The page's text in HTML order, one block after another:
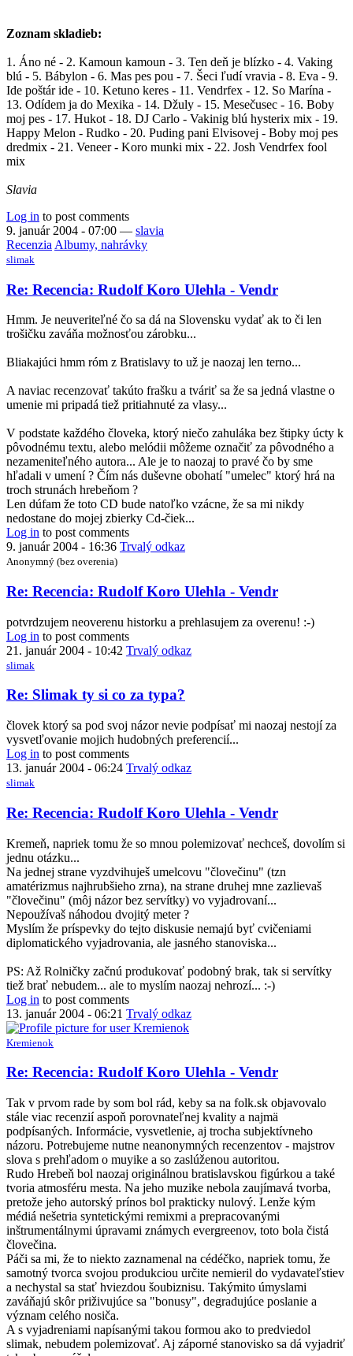
Zoznam skladieb:
1. Áno né - 2. Kamoun kamoun - 3. Ten deň je blízko - 4. Vaking
blú - 5. Bábylon - 6. Mas pes pou - 7. Šeci ľudí vravia - 8. Eva - 9.
Ide poštár ide - 10. Ketuno keres - 11. Vendrfex - 12. So Marína -
13. Odídem ja do Mexika - 14. Džuly - 15. Mesečusec - 16. Boby
moj pes - 17. Hukot - 18. DJ Carlo - Vakinig blú hysterix mix - 19.
Happy Melon - Rudko - 20. Puding pani Elvisovej - Boby moj pes
dredmix - 21. Veneer - Koro munki mix - 22. Josh Vendrfex fool
mix
Slavia
Log in to post comments
9. január 2004 - 07:00 — slavia
Recenzia Albumy, nahrávky
slimak
Re: Recencia: Rudolf Koro Ulehla - Vendr
Hmm. Je neuveriteľné čo sa dá na Slovensku vydať ak to či len
trošičku zaváňa možnosťou zárobku...
Bliakajúci hmm róm z Bratislavy to už je naozaj len terno...
A naviac recenzovať takúto frašku a tváriť sa že sa jedná vlastne o
umenie mi pripadá tiež pritiahnuté za vlasy...
V podstate každého človeka, ktorý niečo zahuláka bez štipky úcty k
pôvodnému textu, alebo melódii môžeme označiť za pôvodného a
nezameniteľného autora... Ale je to naozaj to pravé čo by sme
hľadali v umení ? Čím nás duševne obohatí "umelec" ktorý hrá na
troch strunách hrebeňom ?
Len dúfam že toto CD bude natoľko vzácne, že sa mi nikdy
nedostane do mojej zbierky Cd-čiek...
Log in to post comments
9. január 2004 - 16:36 Trvalý odkaz
Anonymný (bez overenia)
In
reply
Re:
Recencia:
Rudolf
Koro
Ulehla
-
by
7110156064
Re: Recencia: Rudolf Koro Ulehla - Vendr
potvrdzujem neoverenu historku a prehlasujem za overenu! :-)
Log in to post comments
21. január 2004 - 10:42 Trvalý odkaz
slimak
In
reply
to
Slimak
ty
si
co
za
typa?
by
(bez
overenia)
Re: Slimak ty si co za typa?
človek ktorý sa pod svoj názor nevie podpísať mi naozaj nestojí za
vysvetľovanie mojich hudobných preferencií...
Log in to post comments
13. január 2004 - 06:24 Trvalý odkaz
slimak
In
reply
to
Re:
Recencia:
Rudolf
Koro
Ulehla
-
Vendr
by
Kremienok
Re: Recencia: Rudolf Koro Ulehla - Vendr
Kremeň, napriek tomu že so mnou polemizovať nechceš, dovolím si
jednu otázku...
Na jednej strane vyzdvihuješ umelcovu "človečinu" (tzn
amatérizmus najhrubšieho zrna), na strane druhej mne zazlievaš
"človečinu" (môj názor bez servítky) vo vyjadrovaní...
Nepoužívaš náhodou dvojitý meter ?
Myslím že príspevky do tejto diskusie nemajú byť cvičeniami
diplomatického vyjadrovania, ale jasného stanoviska...
PS: Až Rolničky začnú produkovať podobný brak, tak si servítky
tiež brať nebudem... ale to myslím naozaj nehrozí... :-)
Log in to post comments
13. január 2004 - 06:21 Trvalý odkaz
Kremienok
Re: Recencia: Rudolf Koro Ulehla - Vendr
Tak v prvom rade by som bol rád, keby sa na folk.sk objavovalo
stále viac recenzií aspoň porovnateľnej kvality a najmä
podpísaných. Informácie, vysvetlenie, aj trocha subjektívneho
názoru. Potrebujeme nutne neanonymných recenzentov - majstrov
slova s prehľadom o muyike a so zaslúženou autoritou.
Rudo Hrebeň bol naozaj originálnou bratislavskou figúrkou a také
tvoria atmosféru mesta. Na jeho muzike nebola zaujímavá tvorba,
pretože jeho autorský prínos bol prakticky nulový. Lenže kým
médiá nešetria syntetickými remixmi a prepracovanými
inštrumentálnymi úpravami známych evergreenov, toto bola čistá
človečina.
Páči sa mi, že to niekto zaznamenal na cédéčko, napriek tomu, že
samotný tvorca svojou produkciou určite nemieril do vydavateľstiev
a nechystal sa stať hviezdou šoubiznisu. Takýmito úmyslami
zaváňajú skôr priživujúce sa "bonusy", degradujúce poslanie a
význam celého nosiča.
A s vyjadreniami napísanými takou formou ako to predviedol
slimak, nebudem polemizovať. Aj záporné stanovisko sa dá vyjadriť